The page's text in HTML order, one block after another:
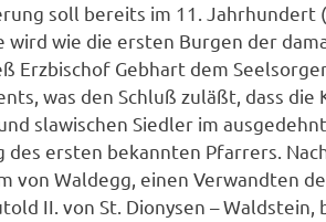
soll bereits im 11. Jahrhundert
wird wie die ersten Burgen der
Erzbischof Gebhart dem
was den Schluß zuläßt, dass
slawischen Siedler im
ersten bekannten Pfarrers.
von Waldegg, einen Verwandten
II. von St. Dionysen –